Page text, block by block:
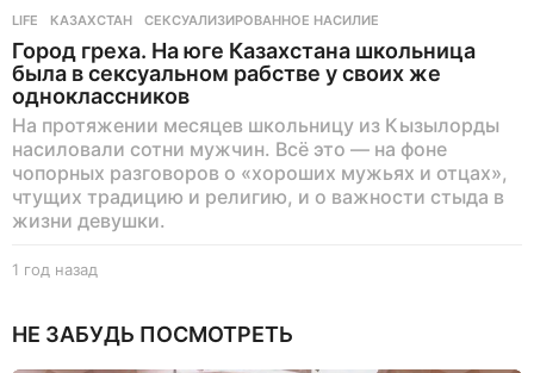
LIFE КАЗАХСТАН ,СЕКСУАЛИЗИРОВАННОЕ НАСИЛИЕ
Город греха. На юге Казахстана школьница
была в сексуальном рабстве у своих же
одноклассников
На протяжении месяцев школьницу из Кызылорды
насиловали сотни мужчин. Всё это — на фоне
чопорных разговоров о «хороших мужьях и отцах»,
чтущих традицию и религию, и о важности стыда в
жизни девушки.
1 год назад
д
НЕ ЗАБУДЬ ПОСМОТРЕТЬ